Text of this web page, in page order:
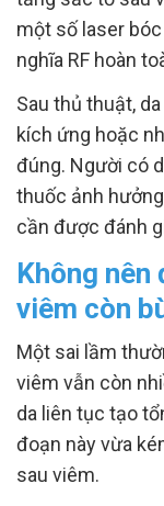
một số laser
nghĩa RF hoàn
Sau thủ thuật,
kích ứng hoặc
đúng. Người có
thuốc ảnh
cần được đánh
Không
viêm còn
Một sai lầm
viêm vẫn còn
da liên tục tạo
đoạn này vừa
sau viêm.